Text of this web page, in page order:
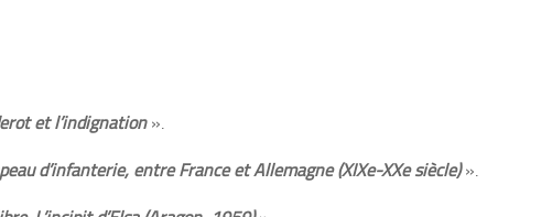
et l’indignation».
d’infanterie, entre France et Allemagne (XIXe-XXe siècle)».